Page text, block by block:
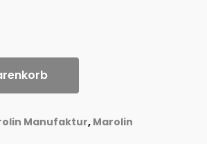
Manufaktur, Marolin